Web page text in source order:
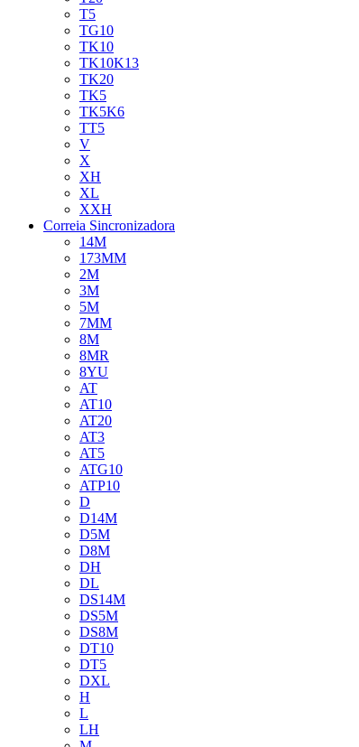
T5
TG10
TK10
TK10K13
TK20
TK5
TK5K6
TT5
V
X
XH
XL
XXH
Correia Sincronizadora
14M
173MM
2M
3M
5M
7MM
8M
8MR
8YU
AT
AT10
AT20
AT3
AT5
ATG10
ATP10
D
D14M
D5M
D8M
DH
DL
DS14M
DS5M
DS8M
DT10
DT5
DXL
H
L
LH